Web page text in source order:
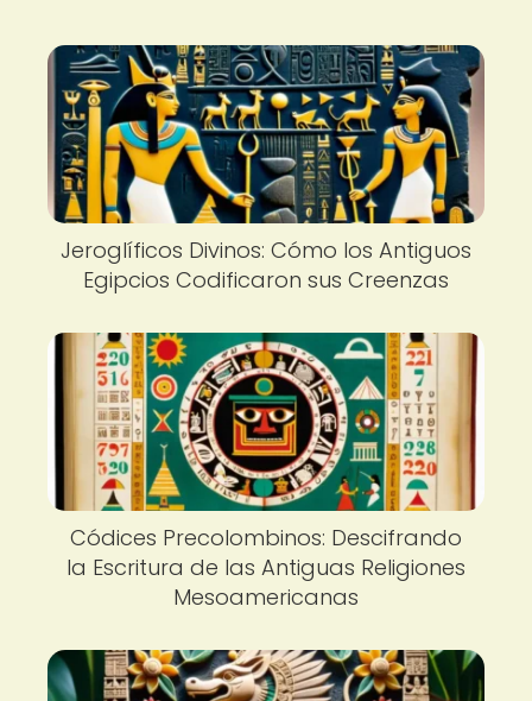
Jeroglíficos Divinos: Cómo los Antiguos
Egipcios Codificaron sus Creenzas
Códices Precolombinos: Descifrando
la Escritura de las Antiguas Religiones
Mesoamericanas